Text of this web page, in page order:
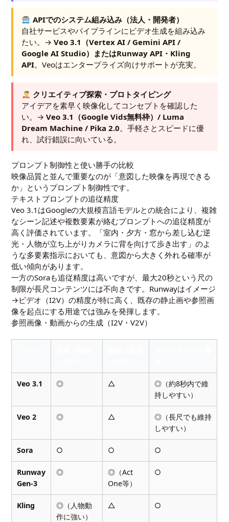
APIでのシステム組み込み（法人・開発者）
自社サービスやパイプラインにビデオ生成を組み込み
たい。→Veo 3.1（Vertex AI / Gemini API /
Google AI Studio）またはRunway API・Kling
API。Veoはエンタープライズ向けサポートが充実。
クリエイティブ探索・プロトタイピング
アイデアを素早く映像化してコンセプトを確認した
い。→Veo 3.1（Google Vids無料枠）/ Luma
Dream Machine / Pika 2.0。手軽さとスピードに優
れ、試行錯誤に向いている。
プロンプト制御性と使い勝手の比較
映像品質と並んで重要なのが「意図した映像を再現できる
か」というプロンプト制御性です。
テキストプロンプトの追従精度
Veo 3.1はGoogleの大規模言語モデルとの統合により、複雑
なシーン記述や複数要素が絡むプロンプトへの追従精度が
高く評価されています。「室内・夕方・窓から差し込む逆
光・人物が立ち上がりカメラに背を向けて歩き出す」のよ
うな多要素指示においても、意図から大きく外れる確率が
低い傾向があります。
一方のSoraも追従精度は高いですが、最大20秒という尺の
制限が長尺コンテンツには不向きです。Runwayはイメージ
→ビデオ（I2V）の精度が特に高く、既存の静止画や参照画
像を起点にする用途では強みを発揮します。
参照画像・動画からの生成（I2V・V2V）
Veo 3.1 ◎ △
◎（約8秒内で維
持しやすい）
Veo 2 ◎ △
◎（長尺でも維持
しやすい）
Sora ○ ○ ○
Runway
Gen-3
◎
◎（Act
One等）
○
Kling
◎（人物動
作に強い）
△ ○